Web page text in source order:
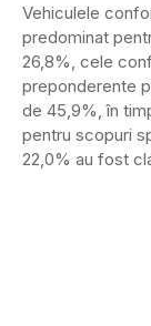
Vehiculele
predominat
26,8%, cele
preponderente
de 45,9%, în
pentru scopuri
22,0% au fost